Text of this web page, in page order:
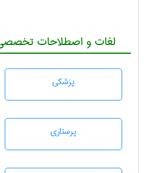
لغات و اصطلاحات
پزشكی
پرستاری